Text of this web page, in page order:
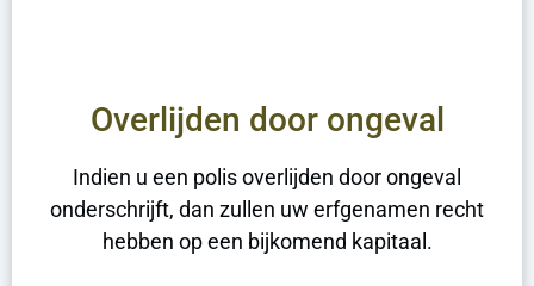
Overlijden door ongeval
Indien u een polis overlijden door ongeval
onderschrijft, dan zullen uw erfgenamen recht
hebben op een bijkomend kapitaal.